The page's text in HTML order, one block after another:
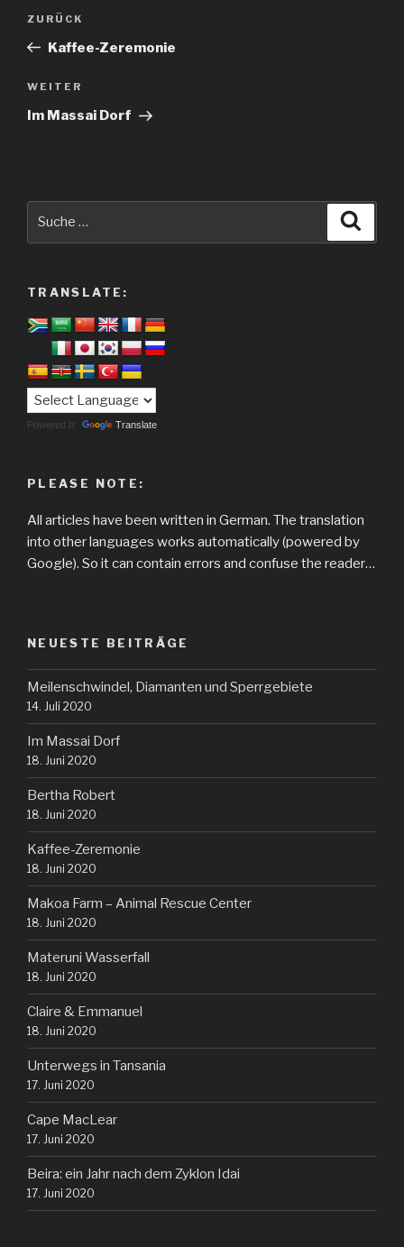
Beitragsnavigation
Vorheriger
Beitrag
ZURÜCK
Kaffee-Zeremonie
Nächster
Beitrag
WEITER
Im Massai Dorf
TRANSLATE:
Powered by Translate
PLEASE NOTE:
All articles have been written in German. The translation
into other languages works automatically (powered by
Google). So it can contain errors and confuse the reader…
NEUESTE BEITRÄGE
Meilenschwindel, Diamanten und Sperrgebiete
14. Juli 2020
Im Massai Dorf
18. Juni 2020
Bertha Robert
18. Juni 2020
Kaffee-Zeremonie
18. Juni 2020
Makoa Farm – Animal Rescue Center
18. Juni 2020
Materuni Wasserfall
18. Juni 2020
Claire & Emmanuel
18. Juni 2020
Unterwegs in Tansania
17. Juni 2020
Cape MacLear
17. Juni 2020
Beira: ein Jahr nach dem Zyklon Idai
17. Juni 2020